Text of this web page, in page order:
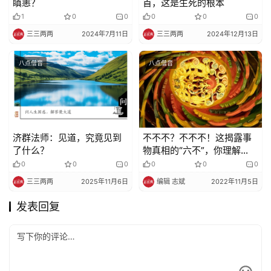
瞋恚？
1 0 0
三三两两 2024年7月11日
首，这是生死的根本
0 0 0
三三两两 2024年12月13日
八点僧音
济群法师：见道，究竟见到
了什么？
0 0 0
三三两两 2025年11月6日
八点僧音
不不不？不不不！这揭露事
物真相的“六不”，你理解
吗？
0 0 0
编辑 志斌 2022年11月5日
发表回复